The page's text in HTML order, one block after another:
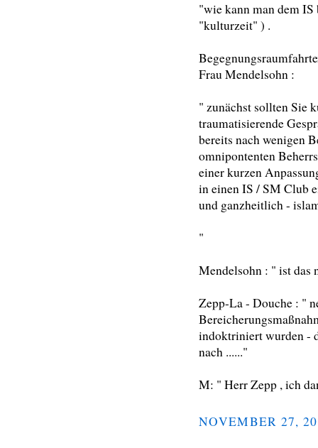
"wie kann man dem
"kulturzeit" ) .
Frau Mendelsohn :
" zunächst sollten Sie
traumatisierende
bereits nach wenigen
omnipontenten
einer kurzen
in einen IS / SM Club
und ganzheitlich -
"
Mendelsohn : " ist das
Zepp-La - Douche : "
indoktriniert wurden -
nach ......"
M: " Herr Zepp , ich
NOVEMBER 27,